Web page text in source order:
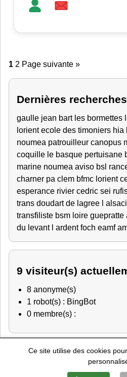
Ce site utilise des cookies
1 2 Page suivante »
Dernières recherches
gaulle jean bart les bormettes
lorient ecole des timoniers hia
noumea patrouilleur canopus
coquille le basque pertuisane
marine noumea aviso bsl
charner pa clem bfmc lorient
esperance rivier cedric sei
trans doudart de lagree l
transfiliste bsm loire guepratte
du levant
l ardent foch eamf
9 visiteur(s)
8 anonyme(s)
1 robot(s) : BingBot
0 membre(s) :
Police Nationale-Education
Gendarmerie Nationale-